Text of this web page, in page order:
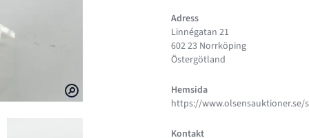
Adress
Linnégatan 21
602 23 Norrköping
Östergötland
Hemsida
https://www.olsensauktioner.se/
Kontakt